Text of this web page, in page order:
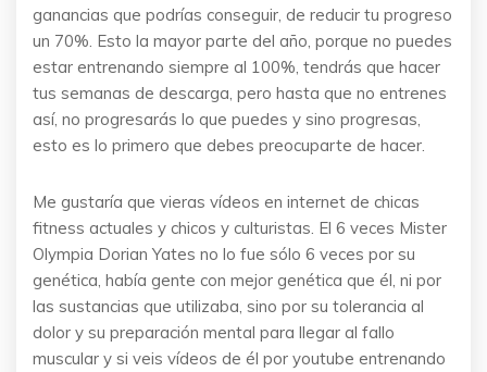
ganancias que podrías conseguir, de reducir tu progreso
un 70%. Esto la mayor parte del año, porque no puedes
estar entrenando siempre al 100%, tendrás que hacer
tus semanas de descarga, pero hasta que no entrenes
así, no progresarás lo que puedes y sino progresas,
esto es lo primero que debes preocuparte de hacer.
Me gustaría que vieras vídeos en internet de chicas
fitness actuales y chicos y culturistas. El 6 veces Mister
Olympia Dorian Yates no lo fue sólo 6 veces por su
genética, había gente con mejor genética que él, ni por
las sustancias que utilizaba, sino por su tolerancia al
dolor y su preparación mental para llegar al fallo
muscular y si veis vídeos de él por youtube entrenando